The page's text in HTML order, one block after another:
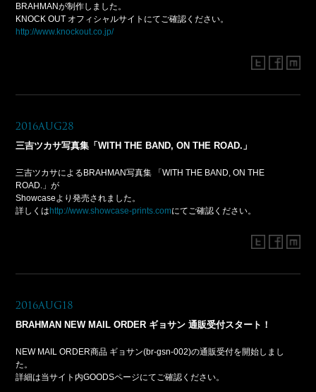
BRAHMANが制作しました。
KNOCK OUT オフィシャルサイトにてご確認ください。
http://www.knockout.co.jp/
2016Aug28
三吉ツカサ写真集「WITH THE BAND, ON THE ROAD.」
三吉ツカサによるBRAHMAN写真集 「WITH THE BAND, ON THE
ROAD.」が
Showcaseより発売されました。
詳しくは http://www.showcase-prints.comにてご確認ください。
2016Aug18
BRAHMAN NEW MAIL ORDER ギョサン 通販受付スタート！
NEW MAIL ORDER商品 ギョサン(br-gsn-002)の通販受付を開始しまし
た。
詳細は当サイト内GOODSページにてご確認ください。